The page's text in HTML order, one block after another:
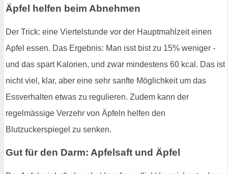
Äpfel helfen beim Abnehmen
Der Trick: eine Viertelstunde vor der Hauptmahlzeit einen
Apfel essen. Das Ergebnis: Man isst bist zu 15% weniger -
und das spart Kalorien, und zwar mindestens 60 kcal. Das ist
nicht viel, klar, aber eine sehr sanfte Möglichkeit um das
Essverhalten etwas zu regulieren. Zudem kann der
regelmässige Verzehr von Äpfeln helfen den
Blutzuckerspiegel zu senken.
Gut für den Darm: Apfelsaft und Äpfel